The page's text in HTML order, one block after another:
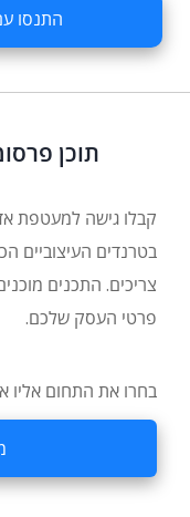
התנסו
תוכן
קבלו גישה למעטפת
בטרנדים העיצוביים
צריכים. התכנים
פרטי העסק שלכם.
בחרו את התחום אליו